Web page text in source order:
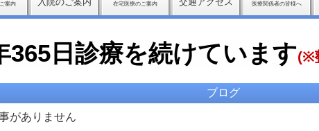
案内 入院のご案内 在宅医療のご案内 交通アクセス 医療関係者の皆様へ
365日診療を続けています(※
ブログ
がありません